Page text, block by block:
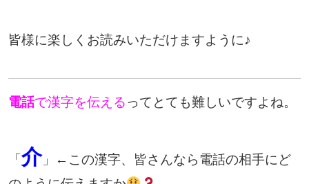
皆様に楽しくお読みいただけますように♪
電話で漢字を伝える ってとても難しいですよね。
「 介」←この漢字、皆さんなら電話の相手にど